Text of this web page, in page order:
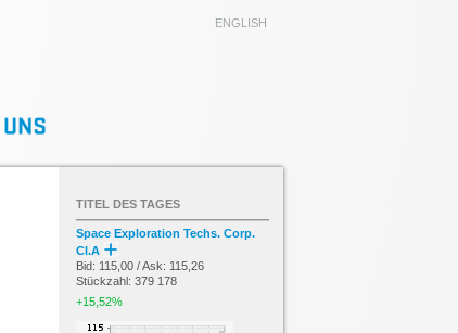
ENGLISH
TITEL DES TAGES
Space Exploration Techs. Corp.
Cl.A
Bid: 115,00 / Ask: 115,26
Stückzahl: 379 178
+15,52%